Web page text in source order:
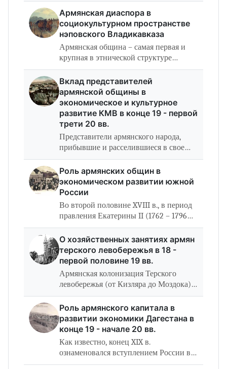
давний как само явление этноса и
этничности, представляет собой
уникальный,…
Армянская диаспора в
социокультурном пространстве
нэповского Владикавказа
Армянская община – самая первая и
крупная в этнической структуре
Владикавказа. История армянской
общины Владикавказа насчитывает
столько же десятилетий, сколько и сам
город.…
Вклад представителей
армянской общины в
экономическое и культурное
развитие КМВ в конце 19 - первой
трети 20 вв.
Представители армянского народа,
прибывшие и расселившиеся в свое
время и по разным причинам в
Ставропольском крае, оставили
глубокий след в истории этого
многонационального…
Роль армянских общин в
экономическом развитии южной
России
Во второй половине XVIII в., в период
правления Екатерины II (1762 – 1796
гг.) в России стала претворяться
начатая еще Петром Великим
политика, нацеленная на расширение
южных…
О хозяйственных занятиях армян
терского левобережья в 18 -
первой половине 19 вв.
Армянская колонизация Терского
левобережья (от Кизляра до Моздока) в
XVIII – первой половине ХIХ вв.
сопровождалась развитием здесь новых
отраслей производства. Среди
армянских…
Роль армянского капитала в
развитии экономики Дагестана в
конце 19 - начале 20 вв.
Как известно, конец XIX в.
ознаменовался вступлением России в
стадию империализма и вовлечением